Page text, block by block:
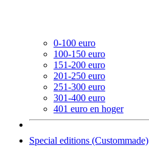
0-100 euro
100-150 euro
151-200 euro
201-250 euro
251-300 euro
301-400 euro
401 euro en hoger
Special editions (Custommade)